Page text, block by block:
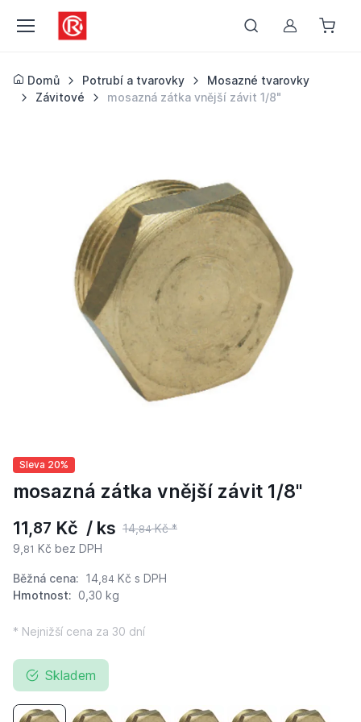
Můj účet
Domů Potrubí a tvarovky
Mosazné tvarovky
Závitové
mosazná zátka vnější závit 1/8"
Sleva 20%
mosazná zátka vnější závit 1/8"
11,87 Kč / ks 14,84Kč *
9, 81 Kč bez DPH
Běžná cena: 14, 84 Kč s DPH
Hmotnost: 0,30 kg
* Nejnižší cena za 30 dní
Skladem